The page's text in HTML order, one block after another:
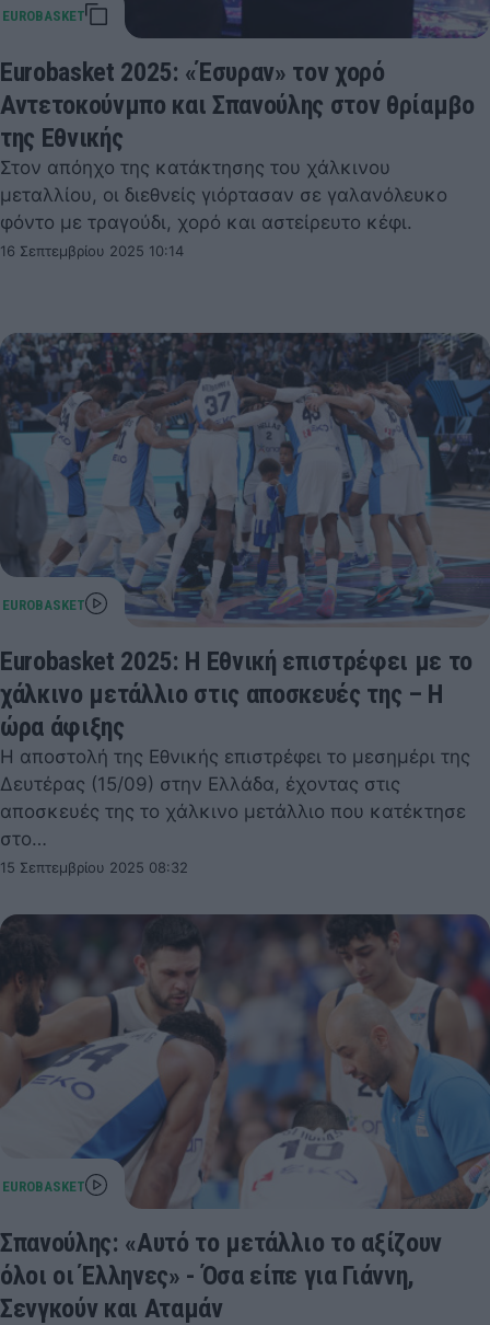
Eurobasket 2025: «Έσυραν» τον χορό
Αντετοκούνμπο και Σπανούλης στον θρίαμβο
της Εθνικής
Στον απόηχο της κατάκτησης του χάλκινου
μεταλλίου, οι διεθνείς γιόρτασαν σε γαλανόλευκο
φόντο με τραγούδι, χορό και αστείρευτο κέφι.
16 Σεπτεμβρίου 2025 10:14
Eurobasket 2025: Η Εθνική επιστρέφει με το
χάλκινο μετάλλιο στις αποσκευές της – Η
ώρα άφιξης
Η αποστολή της Εθνικής επιστρέφει το μεσημέρι της
Δευτέρας (15/09) στην Ελλάδα, έχοντας στις
αποσκευές της το χάλκινο μετάλλιο που κατέκτησε
στο…
15 Σεπτεμβρίου 2025 08:32
Σπανούλης: «Αυτό το μετάλλιο το αξίζουν
όλοι οι Έλληνες» - Όσα είπε για Γιάννη,
Σενγκούν και Αταμάν